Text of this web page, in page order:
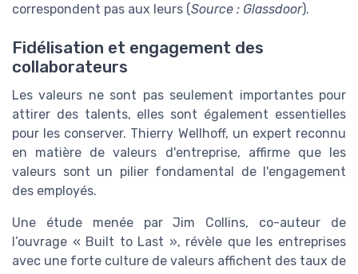
correspondent pas aux leurs (Source : Glassdoor).
Fidélisation et engagement des
collaborateurs
Les valeurs ne sont pas seulement importantes pour
attirer des talents, elles sont également essentielles
pour les conserver. Thierry Wellhoff, un expert reconnu
en matière de valeurs d'entreprise, affirme que les
valeurs sont un pilier fondamental de l'engagement
des employés.
Une étude menée parJim Collins, co-auteur de
l’ouvrage « Built to Last », révèle que les entreprises
avec une forte culture de valeurs affichent des taux de